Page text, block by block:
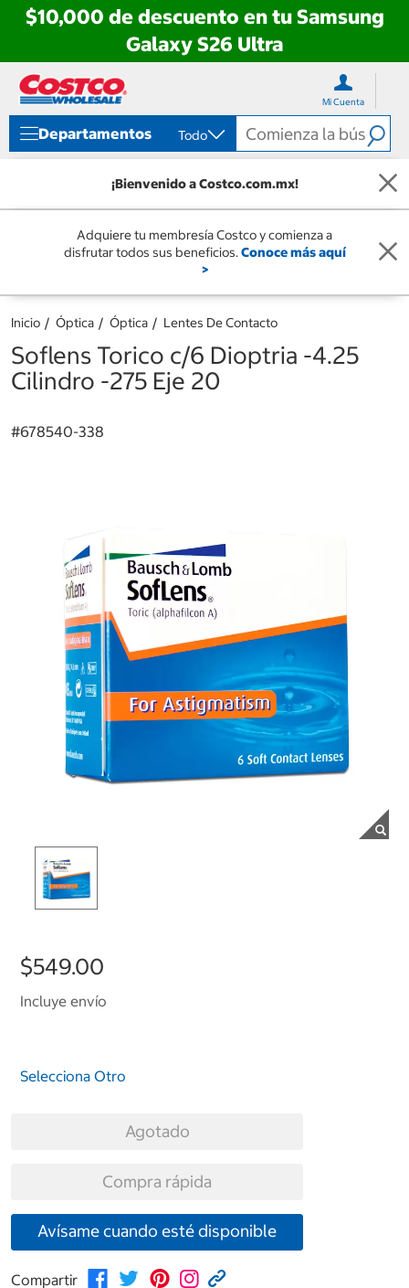
$10,000 de descuento en tu Samsung
Galaxy S26 Ultra
directo
contenido
directo
menú
navegación
Mi Cuenta
Departamentos Todo
¡Bienvenido a Costco.com.mx!
Adquiere tu membresía Costco y comienza a
disfrutar todos sus beneficios.Conoce más aquí
>
Inicio Óptica Óptica Lentes De Contacto
Soflens Torico c/6 Dioptria -4.25
Cilindro -275 Eje 20
#678540-338
$549.00
Incluye envío
Selecciona Otro
Agotado
Compra rápida
Avísame cuando esté disponible
Compartir